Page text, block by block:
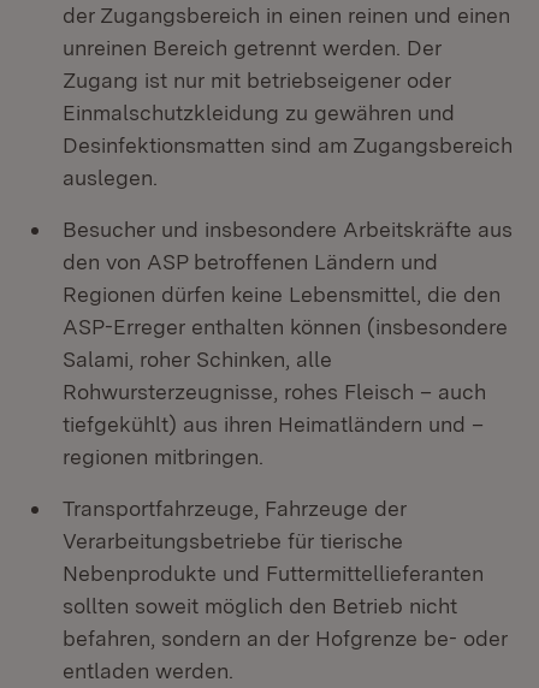
der Zugangsbereich in einen reinen und einen
unreinen Bereich getrennt werden. Der
Zugang ist nur mit betriebseigener oder
Einmalschutzkleidung zu gewähren und
Desinfektionsmatten sind am Zugangsbereich
auslegen.
Besucher und insbesondere Arbeitskräfte aus
den von ASP betroffenen Ländern und
Regionen dürfen keine Lebensmittel, die den
ASP-Erreger enthalten können (insbesondere
Salami, roher Schinken, alle
Rohwursterzeugnisse, rohes Fleisch – auch
tiefgekühlt) aus ihren Heimatländern und –
regionen mitbringen.
Transportfahrzeuge, Fahrzeuge der
Verarbeitungsbetriebe für tierische
Nebenprodukte und Futtermittellieferanten
sollten soweit möglich den Betrieb nicht
befahren, sondern an der Hofgrenze be- oder
entladen werden.